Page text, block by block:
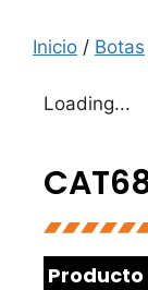
Inicio / Botas
Loading...